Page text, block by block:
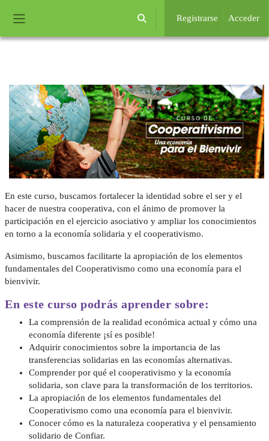
Selector de búsqueda de entrada
Registrarse Acceder
En este curso, buscamos fortalecer la identidad sobre el ser y el
hacer de nuestra cooperativa, con el ánimo de promover la
participación en el ejercicio asociativo y ampliar los conocimientos
en torno a la economía solidaria y el cooperativismo.
Asimismo, buscamos facilitarte la apropiación de los elementos
fundamentales del Cooperativismo como una economía para el
bienvivir.
En este curso podrás aprender sobre:
La comprensión de la realidad económica actual y cómo una
economía diferente ¡sí es posible!
Adquirir conocimientos sobre la importancia de las
transferencias solidarias en las economías alternativas.
Comprender por qué el cooperativismo y la economía
solidaria, son clave para la transformación de los territorios.
La apropiación de los elementos fundamentales del
Cooperativismo como una economía para el bienvivir.
Conocer cómo es la naturaleza cooperativa y el pensamiento
solidario de Confiar.